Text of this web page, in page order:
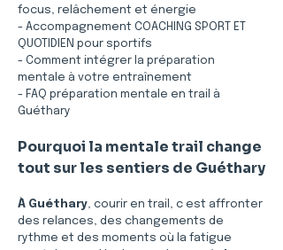
focus, relâchement et énergie
- Accompagnement COACHING SPORT ET
QUOTIDIEN pour sportifs
- Comment intégrer la préparation
mentale à votre entraînement
- FAQ préparation mentale en trail à
Guéthary
Pourquoi la mentale trail change
tout sur les sentiers de Guéthary
À Guéthary, courir en trail, c est affronter
des relances, des changements de
rythme et des moments où la fatigue